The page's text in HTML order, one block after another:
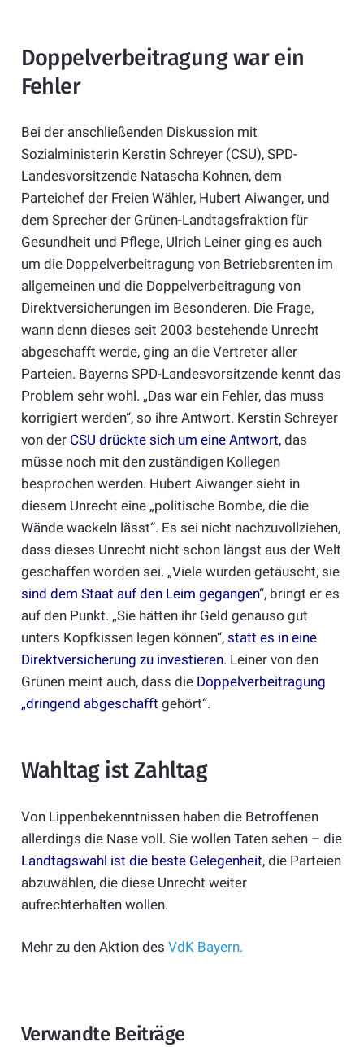
Doppelverbeitragung war ein
Fehler
Bei der anschließenden Diskussion mit
Sozialministerin Kerstin Schreyer (CSU), SPD-
Landesvorsitzende Natascha Kohnen, dem
Parteichef der Freien Wähler, Hubert Aiwanger, und
dem Sprecher der Grünen-Landtagsfraktion für
Gesundheit und Pflege, Ulrich Leiner ging es auch
um die Doppelverbeitragung von Betriebsrenten im
allgemeinen und die Doppelverbeitragung von
Direktversicherungen im Besonderen. Die Frage,
wann denn dieses seit 2003 bestehende Unrecht
abgeschafft werde, ging an die Vertreter aller
Parteien. Bayerns SPD-Landesvorsitzende kennt das
Problem sehr wohl. „Das war ein Fehler, das muss
korrigiert werden“, so ihre Antwort. Kerstin Schreyer
von der CSU drückte sich um eine Antwort,das
müsse noch mit den zuständigen Kollegen
besprochen werden. Hubert Aiwanger sieht in
diesem Unrecht eine „politische Bombe, die die
Wände wackeln lässt“. Es sei nicht nachzuvollziehen,
dass dieses Unrecht nicht schon längst aus der Welt
geschaffen worden sei. „Viele wurden getäuscht, sie
sind dem Staat auf den Leim gegangen“, bringt er es
auf den Punkt. „Sie hätten ihr Geld genauso gut
unters Kopfkissen legen können“, statt es in eine
Direktversicherung zu investieren. Leiner von den
Grünen meint auch, dass die Doppelverbeitragung
„dringend abgeschafft gehört“.
Wahltag ist Zahltag
Von Lippenbekenntnissen haben die Betroffenen
allerdings die Nase voll. Sie wollen Taten sehen – die
Landtagswahl ist die beste Gelegenheit, die Parteien
abzuwählen, die diese Unrecht weiter
aufrechterhalten wollen.
Mehr zu den Aktion des VdK Bayern.
Verwandte Beiträge